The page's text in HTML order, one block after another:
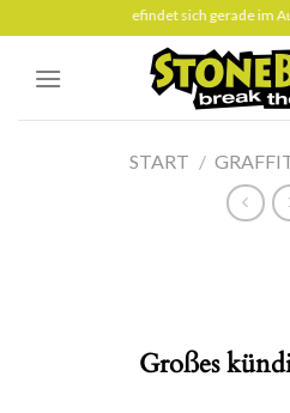
to
content
Diese Seite befindet sich gerade im
START /
Großes